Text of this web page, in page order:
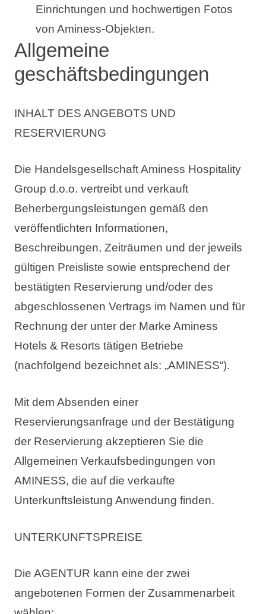
Einrichtungen und hochwertigen Fotos
von Aminess-Objekten.
Allgemeine
geschäftsbedingungen
INHALT DES ANGEBOTS UND
RESERVIERUNG
Die Handelsgesellschaft Aminess Hospitality
Group d.o.o. vertreibt und verkauft
Beherbergungsleistungen gemäß den
veröffentlichten Informationen,
Beschreibungen, Zeiträumen und der jeweils
gültigen Preisliste sowie entsprechend der
bestätigten Reservierung und/oder des
abgeschlossenen Vertrags im Namen und für
Rechnung der unter der Marke Aminess
Hotels & Resorts tätigen Betriebe
(nachfolgend bezeichnet als: „AMINESS“).
Mit dem Absenden einer
Reservierungsanfrage und der Bestätigung
der Reservierung akzeptieren Sie die
Allgemeinen Verkaufsbedingungen von
AMINESS, die auf die verkaufte
Unterkunftsleistung Anwendung finden.
UNTERKUNFTSPREISE
Die AGENTUR kann eine der zwei
angebotenen Formen der Zusammenarbeit